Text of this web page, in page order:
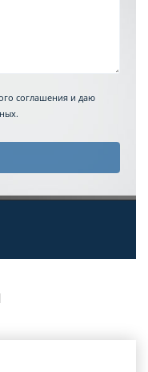
соглашения и даю